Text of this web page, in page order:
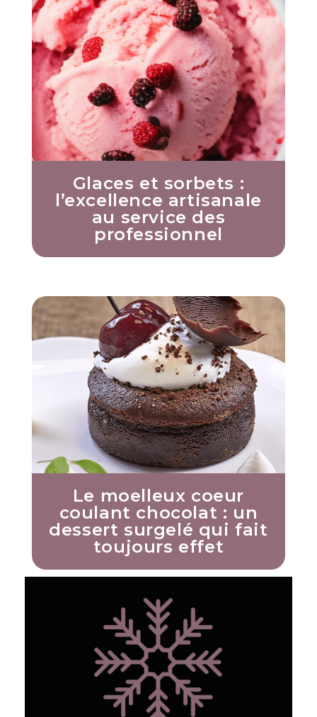
Glaces et sorbets :
l’excellence artisanale
au service des
professionnel
Le moelleux coeur
coulant chocolat : un
dessert surgelé qui fait
toujours effet